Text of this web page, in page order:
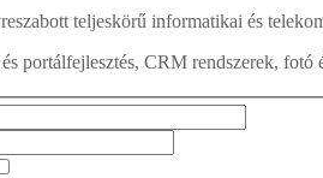
teljeskörű informatikai és
portálfejlesztés, CRM rendszerek, fotó